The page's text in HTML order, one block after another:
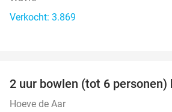
Verkocht: 3.869
2 uur bowlen (tot 6 personen)
Hoeve de Aar